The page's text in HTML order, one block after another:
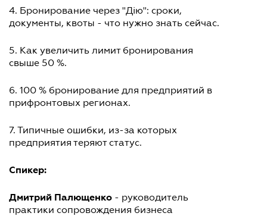
4. Бронирование через "Дію": сроки,
документы, квоты - что нужно знать сейчас.
5. Как увеличить лимит бронирования
свыше 50 %.
6. 100 % бронирование для предприятий в
прифронтовых регионах.
7. Типичные ошибки, из-за которых
предприятия теряют статус.
Спикер:
Дмитрий Палющенко - руководитель
практики сопровождения бизнеса